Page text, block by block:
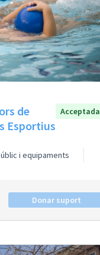
de
Esportius
Acceptada
i equipaments
Donar suport